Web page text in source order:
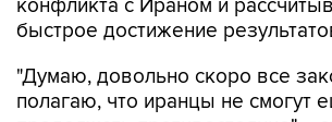
"Думаю, довольно скоро все
продолжать противостояние", -
журналистам в Белом доме.